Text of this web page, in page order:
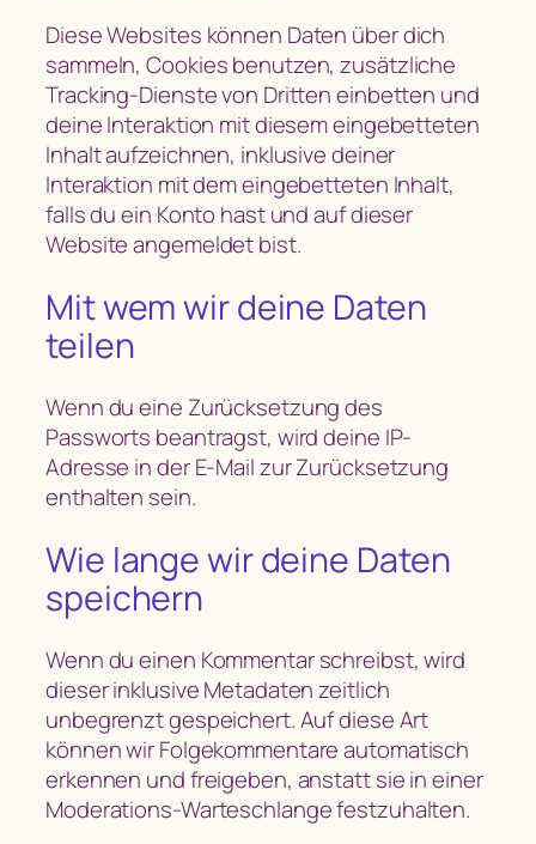
Diese Websites können Daten über dich
sammeln, Cookies benutzen, zusätzliche
Tracking-Dienste von Dritten einbetten und
deine Interaktion mit diesem eingebetteten
Inhalt aufzeichnen, inklusive deiner
Interaktion mit dem eingebetteten Inhalt,
falls du ein Konto hast und auf dieser
Website angemeldet bist.
Mit wem wir deine Daten
teilen
Wenn du eine Zurücksetzung des
Passworts beantragst, wird deine IP-
Adresse in der E-Mail zur Zurücksetzung
enthalten sein.
Wie lange wir deine Daten
speichern
Wenn du einen Kommentar schreibst, wird
dieser inklusive Metadaten zeitlich
unbegrenzt gespeichert. Auf diese Art
können wir Folgekommentare automatisch
erkennen und freigeben, anstatt sie in einer
Moderations-Warteschlange festzuhalten.